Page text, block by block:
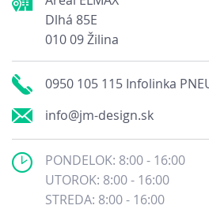
Dlhá 85E
010 09 Žilina
0950 105 115 Infolinka
info@jm-design.sk
PONDELOK: 8:00 - 16:00
UTOROK: 8:00 - 16:00
STREDA: 8:00 - 16:00